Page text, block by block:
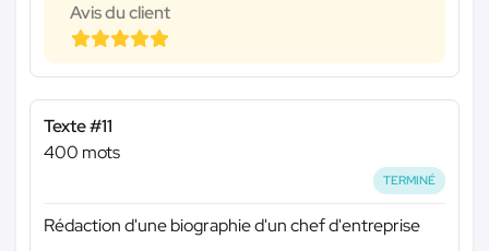
Avis du client
Texte #11
400 mots
TERMINÉ
Rédaction d'une biographie d'un chef d'entreprise